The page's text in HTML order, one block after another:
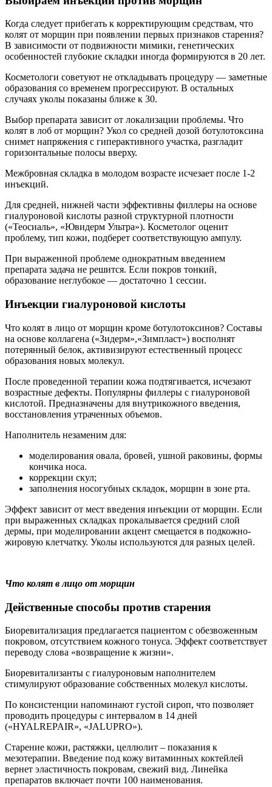
Когда следует прибегать к корректирующим средствам, что
колят от морщин при появлении первых признаков старения?
В зависимости от подвижности мимики, генетических
особенностей глубокие складки иногда формируются в 20 лет.
Косметологи советуют не откладывать процедуру — заметные
образования со временем прогрессируют. В остальных
случаях уколы показаны ближе к 30.
Выбор препарата зависит от локализации проблемы. Что
колят в лоб от морщин? Укол со средней дозой ботулотоксина
снимет напряжения с гиперактивного участка, разгладит
горизонтальные полосы вверху.
Межбровная складка в молодом возрасте исчезает после 1-2
инъекций.
Для средней, нижней части эффективны филлеры на основе
гиалуроновой кислоты разной структурной плотности
(«Теосиаль», «Ювидерм Ультра»). Косметолог оценит
проблему, тип кожи, подберет соответствующую ампулу.
При выраженной проблеме однократным введением
препарата задача не решится. Если покров тонкий,
образование неглубокое — достаточно 1 сессии.
Инъекции гиалуроновой кислоты
Что колят в лицо от морщин кроме ботулотоксинов? Составы
на основе коллагена («Зидерм»,«Зимпласт») восполнят
потерянный белок, активизируют естественный процесс
образования новых молекул.
После проведенной терапии кожа подтягивается, исчезают
возрастные дефекты. Популярны филлеры с гиалуроновой
кислотой. Предназначены для внутрикожного введения,
восстановления утраченных объемов.
Наполнитель незаменим для:
моделирования овала, бровей, ушной раковины, формы
кончика носа.
коррекции скул;
заполнения носогубных складок, морщин в зоне рта.
Эффект зависит от мест введения инъекции от морщин. Если
при выраженных складках прокалывается средний слой
дермы, при моделировании акцент смещается в подкожно-
жировую клетчатку. Уколы используются для разных целей.
Что колят в лицо от морщин
Действенные способы против старения
Биоревитализация предлагается пациентом с обезвоженным
покровом, отсутствием кожного тонуса. Эффект соответствует
переводу слова «возвращение к жизни».
Биоревитализанты с гиалуроновым наполнителем
стимулируют образование собственных молекул кислоты.
По консистенции напоминают густой сироп, что позволяет
проводить процедуры с интервалом в 14 дней
(«HYALREPAIR», «JALUPRO»).
Старение кожи, растяжки, целлюлит – показания к
мезотерапии. Введение под кожу витаминных коктейлей
вернет эластичность покровам, свежий вид. Линейка
препаратов включает почти 100 наименования.